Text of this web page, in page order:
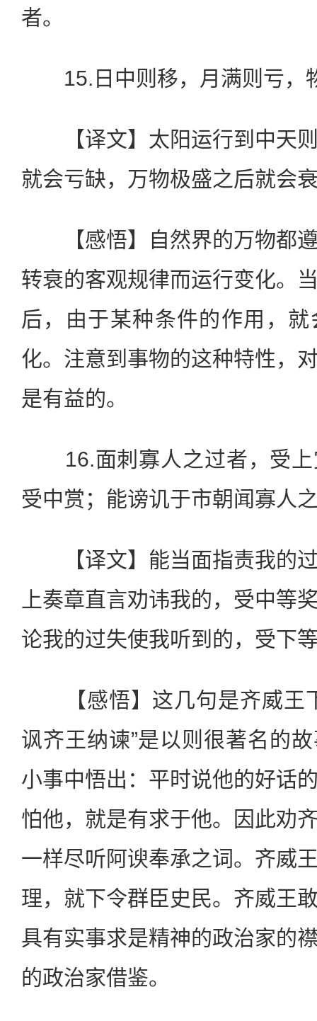
者。
15.日中则移，月满则亏，
【译文】太阳运行到中天则
就会亏缺，万物极盛之后就会
【感悟】自然界的万物都遵
转衰的客观规律而运行变化。
后，由于某种条件的作用，
化。注意到事物的这种特性，
是有益的。
16.面刺寡人之过者，受上
受中赏；能谤讥于市朝闻寡人
【译文】能当面指责我的过
上奏章直言劝讳我的，受中等
论我的过失使我听到的，受下
【感悟】这几句是齐威王
讽齐王纳谏”是以则很著名的
小事中悟出：平时说他的好话
怕他，就是有求于他。因此劝
一样尽听阿谀奉承之词。齐威
理，就下令群臣史民。齐威王
具有实事求是精神的政治家的
的政治家借鉴。